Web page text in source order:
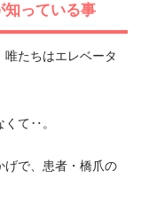
知っている事
たちはエレベータ
くて‥。
げで、患者・橋爪の